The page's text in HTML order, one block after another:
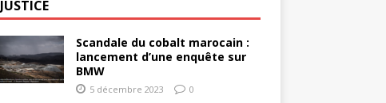
JUSTICE
Scandale du cobalt marocain :
lancement d’une enquête sur
BMW
5 décembre 2023 0